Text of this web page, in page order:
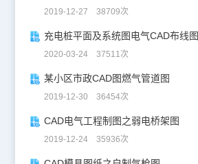
2019-12-27 38709次
充电桩平面及系统图电气CAD布线图
2020-03-24 37511次
某小区市政CAD图燃气管道图
2019-12-30 36454次
CAD电气工程制图之弱电桥架图
2019-12-24 35936次